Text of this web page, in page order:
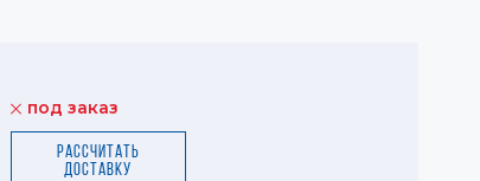
под заказ
Рассчитать
доставку